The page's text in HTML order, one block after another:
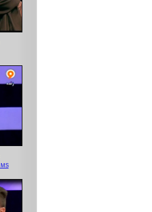
موضوع: امید به زندگی / کوه‌نوردی و MS